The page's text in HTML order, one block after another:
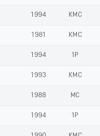
1994 КМС
1981 КМС
1994 1Р
1993 КМС
1988 МС
1994 1Р